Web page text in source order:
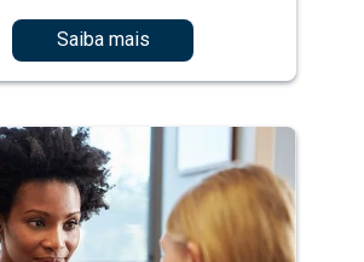
Saiba mais